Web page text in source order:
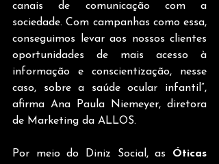
canais de comunicação com a
sociedade. Com campanhas como essa,
conseguimos levar aos nossos clientes
oportunidades de mais acesso à
informação e conscientização, nesse
caso, sobre a saúde ocular infantil”,
afirma Ana Paula Niemeyer, diretora
de Marketing da ALLOS.
Por meio do Diniz Social, as Óticas